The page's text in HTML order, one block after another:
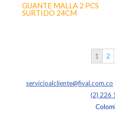
GUANTE MALLA 2 PCS
SURTIDO 24CM
1 2
servicioalcliente@fival.com.co
(2) 226